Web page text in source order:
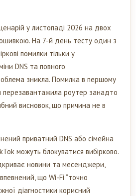
у листопаді 2026 на двох
На 7-й день тесту один з
помилки тільки у
DNS та повного
зникла. Помилка в першому
перезавантажила роутер занадто
висновок, що причина не в
приватний DNS або сімейна
можуть блокуватися вибірково.
новини та месенджери,
що Wi-Fi “точно
діагностики корисний